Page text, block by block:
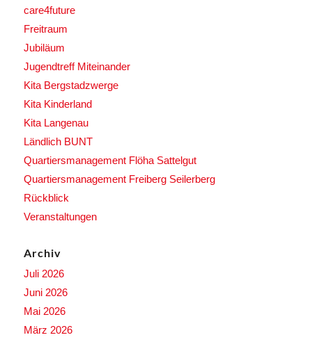
care4future
Freitraum
Jubiläum
Jugendtreff Miteinander
Kita Bergstadzwerge
Kita Kinderland
Kita Langenau
Ländlich BUNT
Quartiersmanagement Flöha Sattelgut
Quartiersmanagement Freiberg Seilerberg
Rückblick
Veranstaltungen
Archiv
Juli 2026
Juni 2026
Mai 2026
März 2026